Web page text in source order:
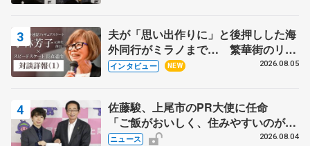
夫が「思い出作りに」と後押しした海
外同行がミラノまで… 繁華街のリン
クでは不良のお兄さんも味方に 小林
インタビュー NEW 2026.08.05
佐藤駿、上尾市のPR大使に任命
「ご飯がおいしく、住みやすいのが魅
力」
ニュース 2026.08.04